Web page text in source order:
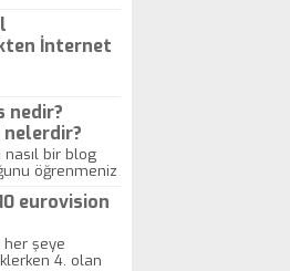
İnternet
nedir?
bir blog
öğrenmeniz
eurovision
her şeye
4. olan